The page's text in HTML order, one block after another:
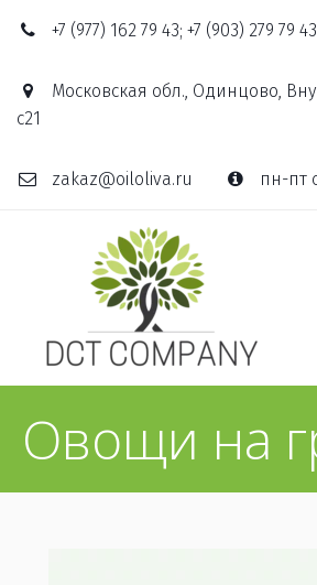
+7 (977) 162 79 43; +7 (903) 279 79 43
Московская обл., Одинцово,
с21
zakaz@oiloliva.ru пн-пт
Овощи на